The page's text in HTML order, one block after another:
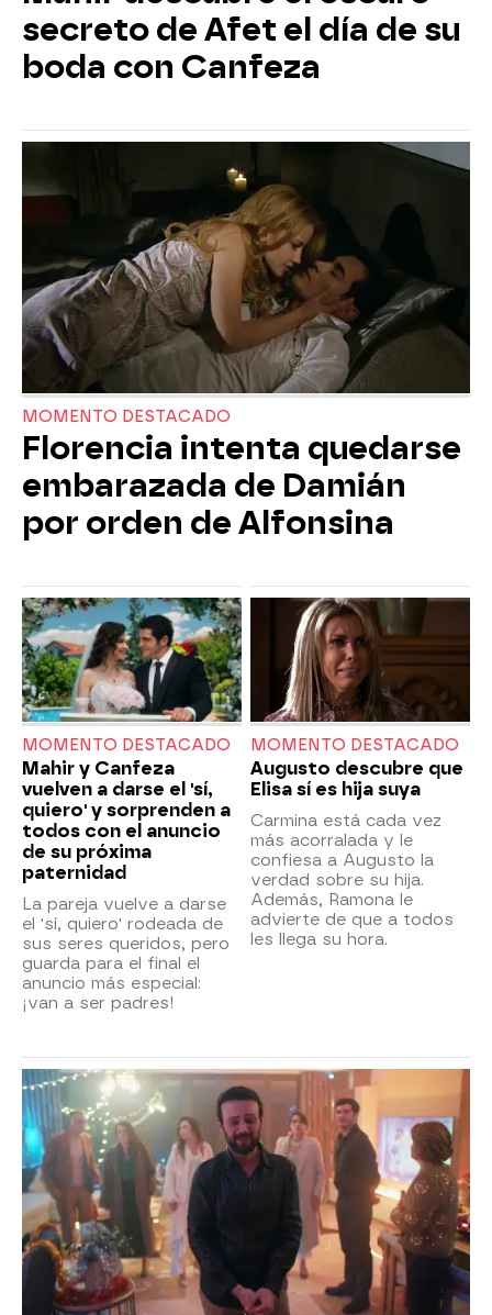
secreto de Afet el día de su
boda con Canfeza
MOMENTO DESTACADO
Florencia intenta quedarse
embarazada de Damián
por orden de Alfonsina
MOMENTO DESTACADO
Mahir y Canfeza
vuelven a darse el 'sí,
quiero' y sorprenden a
todos con el anuncio
de su próxima
paternidad
La pareja vuelve a darse
el 'sí, quiero' rodeada de
sus seres queridos, pero
guarda para el final el
anuncio más especial:
¡van a ser padres!
MOMENTO DESTACADO
Augusto descubre que
Elisa sí es hija suya
Carmina está cada vez
más acorralada y le
confiesa a Augusto la
verdad sobre su hija.
Además, Ramona le
advierte de que a todos
les llega su hora.